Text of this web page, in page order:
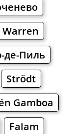
де-Пиль
Strödt
Gamboa
Falam